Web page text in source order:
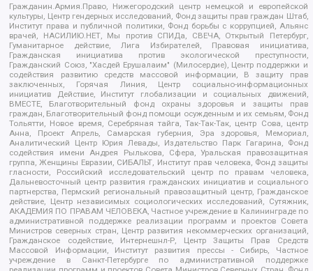
Гражданин.Армия.Право, Нижегородский центр немецкой и европейской
культуры, Центр гендерных исследований, Фонд защиты прав граждан Штаб,
Институт права и публичной политики, Фонд борьбы с коррупцией, Альянс
врачей, НАСИЛИЮ.НЕТ, Мы против СПИДа, СВЕЧА, Открытый Петербург,
Гуманитарное действие, Лига Избирателей, Правовая инициатива,
Гражданская инициатива против экологической преступности,
Гражданский Союз, "Хасдей Ерушалаим" (Милосердие), Центр поддержки и
содействия развитию средств массовой информации, В защиту прав
заключенных, Горячая Линия, Центр социально-информационных
инициатив Действие, Институт глобализации и социальных движений,
ВМЕСТЕ, Благотворительный фонд охраны здоровья и защиты прав
граждан, Благотворительный фонд помощи осужденным и их семьям, Фонд
Тольятти, Новое время, Серебряная тайга, Так-Так-Так, центр Сова, центр
Анна, Проект Апрель, Самарская губерния, Эра здоровья, Мемориал,
Аналитический Центр Юрия Левады, Издательство Парк Гагарина, Фонд
содействия имени Андрея Рылькова, Сфера, Уральская правозащитная
группа, Женщины Евразии, СИБАЛЬТ, Институт прав человека, Фонд защиты
гласности, Российский исследовательский центр по правам человека,
Дальневосточный центр развития гражданских инициатив и социального
партнерства, Пермский региональный правозащитный центр, Гражданское
действие, Центр независимых социологических исследований, Сутяжник,
АКАДЕМИЯ ПО ПРАВАМ ЧЕЛОВЕКА, Частное учреждение в Калининграде по
административной поддержке реализации программ и проектов Совета
Министров северных стран, Центр развития некоммерческих организаций,
Гражданское содействие, Интернешнл-Р, Центр Защиты Прав Средств
Массовой Информации, Институт развития прессы - Сибирь, Частное
учреждение в Санкт-Петербурге по административной поддержке